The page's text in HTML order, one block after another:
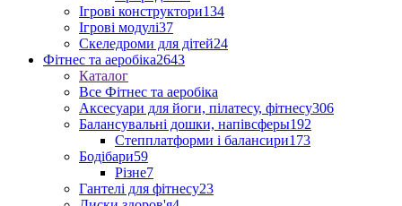
Ігрові конструктори134
Ігрові модулі37
Скеледроми для дітей24
Фітнес та аеробіка2643
Каталог
Все Фітнес та аеробіка
Аксесуари для йоги, пілатесу, фітнесу306
Балансувальні дошки, напівсферы192
Степплатформи і балансири173
Бодібари59
Різне7
Гантелі для фітнесу23